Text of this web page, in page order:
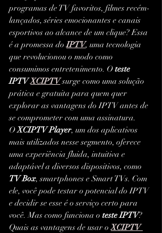
programas de TV favoritos, filmes recém-
lançados, séries emocionantes e canais
esportivos ao alcance de um clique? Essa
é a promessa do IPTV, uma tecnologia
que revolucionou o modo como
consumimos entretenimento. O teste
IPTV XCIPTV surge como uma solução
prática e gratuita para quem quer
explorar as vantagens do IPTV antes de
se comprometer com uma assinatura.
O XCIPTV Player, um dos aplicativos
mais utilizados nesse segmento, oferece
uma experiência fluida, intuitiva e
adaptável a diversos dispositivos, como
TV Box, smartphones e Smart TVs. Com
ele, você pode testar o potencial do IPTV
e decidir se esse é o serviço certo para
você. Mas como funciona o teste IPTV?
Quais as vantagens de usar o XCIPTV